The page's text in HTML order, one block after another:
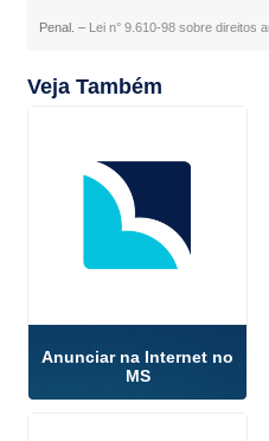
Penal. – Lei n° 9.610-98 sobre direitos
Veja Também
Anunciar na Internet no
MS